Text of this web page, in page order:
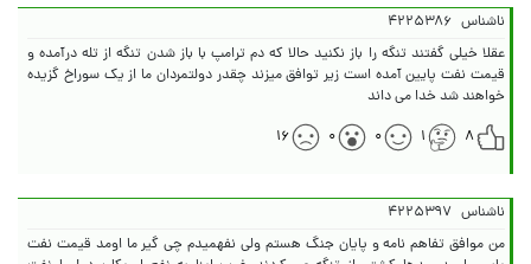
ناشناس ۴۲۲۵۳۸۶
عقلا خیلی گفتند تنگه را باز نکنید حالا که دم ترامپ با باز شدن تنگه از تله درآمده و
قیمت نفت پایین آمده است زیر توافق میزند چقدر دولتمردان ما از یک سوراخ گزیده
خواهند شد خدا می داند
۸
۱ ۰ ۰ ۱۶
ناشناس ۴۲۲۵۳۹۷
من موافق تفاهم نامه و پایان جنگ هستم ولی نفهمیدم چی گیر ما اومد قیمت نفت